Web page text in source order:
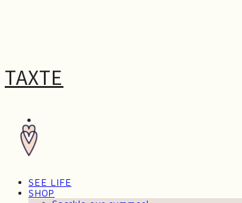
TAXTE
SEE LIFE
SHOP